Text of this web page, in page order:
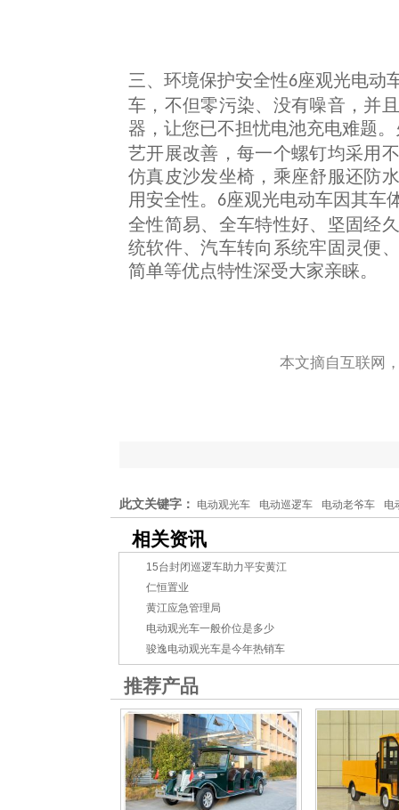
三、 环境保护安全性6座观光电动
车，不但零污染、没有噪音，并
器，让您已不担忧电池充电难题
艺开展改善，每一个螺钉均采用
仿真皮沙发坐椅，乘座舒服还防
用安全性。 6座观光电动车因其车
全性简易、全车特性好、坚固经
统软件、汽车转向系统牢固灵便
简单等优点特性深受大家亲睐。
本文摘自互联网
此文关键字： 电动观光车 电动巡逻车 电动老爷车 电
相关资讯
15台封闭巡逻车助力平安黄江
仁恒置业
黄江应急管理局
电动观光车一般价位是多少
骏逸电动观光车是今年热销车
推荐产品